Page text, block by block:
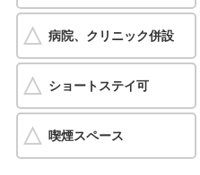
病院、クリニック併設
ショートステイ可
喫煙スペース